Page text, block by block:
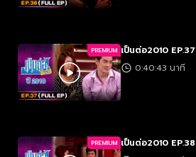
PREMIUM เป็นต่อ2010 EP.37
0:40:43 นาที
PREMIUM เป็นต่อ2010 EP.38